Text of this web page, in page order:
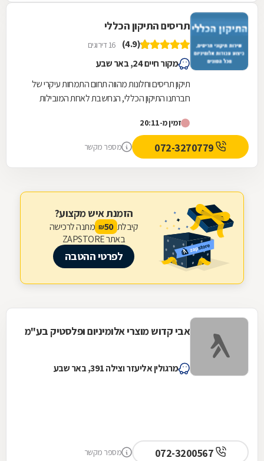
תריסים התיקון הכללי
(4.9) 16 דירוגים
מקור חיים 24, באר שבע
תיקון תריסים וחלונות מהווה תחום התמחות עיקרי של
חברתנו התיקון הכללי, הנחשבת לאחת המובילות
זמין מ-20:11
מספר מקשר
הזמנת איש מקצוע?
קיבלת 50
₪ מתנה לרכישה
באתר ZAPSTORE
לפרטי ההטבה
אבי קדוש מוצרי אלומיניום ופלסטיק בע"מ
מרגולין אליעזר וצילה 391, באר שבע
מספר מקשר